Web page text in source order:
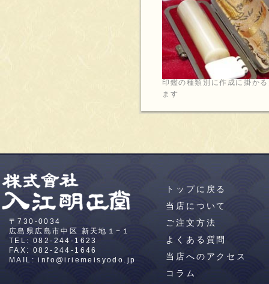
印鑑の種類別に作成に掛か
ます
〒730-0034
広島県広島市中区 新天地１−１
TEL: 082-244-1623
FAX: 082-244-1646
MAIL:info@iriemeisyodo.jp
トップに戻る
当店について
ご注文方法
よくある質問
当店へのアクセス
コラム